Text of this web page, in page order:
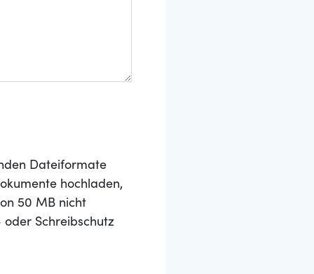
Dateiformate
hochladen,
50 MB nicht
Schreibschutz